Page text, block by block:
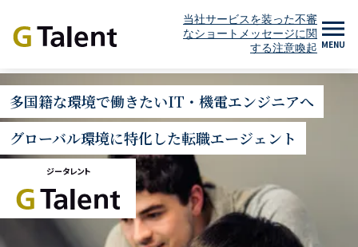
当社サービスを装った不審
なショートメッセージに関
する注意喚起 MENU
多国籍な環境で働きたいIT・機電エンジニアへ
グローバル環境に特化した転職エージェント
ジータレント